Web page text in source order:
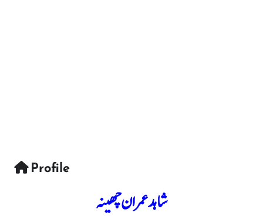
Profile
شاہد عمران چھینہ